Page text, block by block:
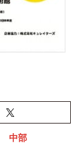
中部